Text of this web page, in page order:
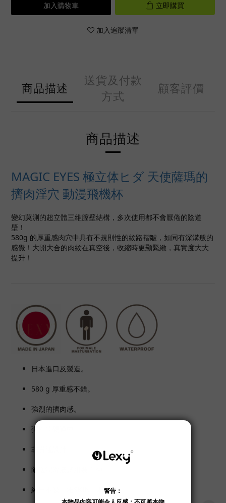
加入購物車 立即購買
加入追蹤清單
商品描述
送貨及付款
方式
顧客評價
商品描述
MAGIC EYES 極立体ヒダ 天使薩瑪的
擠肉淫穴 動漫飛機杯
變幻莫測的超立體三維膣壁結構，多次使用都不會厭倦的陰道
壁！
580g 的厚重感肉穴中具有不規則性的紋路褶皺，如同有深溝般的
感覺！大開大合的肉紋在真空後，收縮時更顯緊緻，真實度大大
提升！
日本進口及製造。
580 g 厚重感不錯。
強烈的擠肉感。
彈性軟硬適中。
非貫通設計。
附送潤滑液試用裝 1 包。
純日本製「雅SKIN」材料。